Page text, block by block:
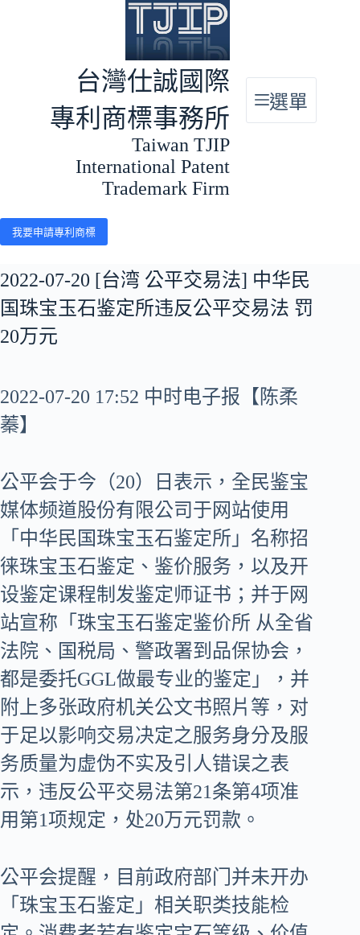
台灣仕誠國際
專利商標事務所
Taiwan TJIP
International Patent
Trademark Firm
選單
我要申請專利商標
2022-07-20 [台湾 公平交易法] 中华民
国珠宝玉石鉴定所违反公平交易法 罚
20万元
2022-07-20 17:52 中时电子报【陈柔
蓁】
公平会于今（20）日表示，全民鉴宝
媒体频道股份有限公司于网站使用
「中华民国珠宝玉石鉴定所」名称招
徕珠宝玉石鉴定、鉴价服务，以及开
设鉴定课程制发鉴定师证书；并于网
站宣称「珠宝玉石鉴定鉴价所 从全省
法院、国税局、警政署到品保协会，
都是委托GGL做最专业的鉴定」，并
附上多张政府机关公文书照片等，对
于足以影响交易决定之服务身分及服
务质量为虚伪不实及引人错误之表
示，违反公平交易法第21条第4项准
用第1项规定，处20万元罚款。
公平会提醒，目前政府部门并未开办
「珠宝玉石鉴定」相关职类技能检